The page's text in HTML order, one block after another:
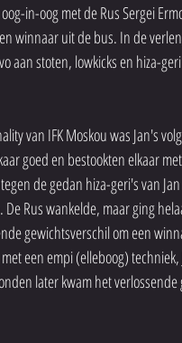
in-oog met de Rus Sergei
winnaar uit de bus. In de
aan stoten, lowkicks en hiza-
van IFK Moskou was Jan's
goed en bestookten elkaar
de gedan hiza-geri's van
De Rus wankelde, maar ging
gewichtsverschil om een
een empi (elleboog)
later kwam het